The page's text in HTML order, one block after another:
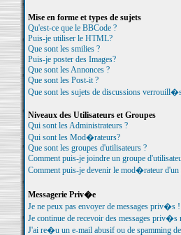
Mise en forme et types de sujets
Qu'est-ce que le BBCode ?
Puis-je utiliser le HTML?
Que sont les smilies ?
Puis-je poster des Images?
Que sont les Annonces ?
Que sont les Post-it ?
Que sont les sujets de discussions
Niveaux des Utilisateurs et Groupes
Qui sont les Administrateurs ?
Qui sont les Mod�rateurs?
Que sont les groupes d'utilisateurs ?
Comment puis-je joindre un groupe
Comment puis-je devenir le mod�rateur d'un
Messagerie Priv�e
Je ne peux pas envoyer de messages priv�s !
Je continue de recevoir des messages
J'ai re�u un e-mail abusif ou de spamming